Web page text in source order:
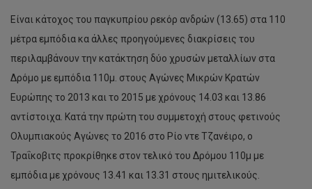
Είναι κάτοχος του παγκυπρίου ρεκόρ ανδρών (13.65) στα 110
μέτρα εμπόδια κα άλλες προηγούμενες διακρίσεις του
περιλαμβάνουν την κατάκτηση δύο χρυσών μεταλλίων στα
Δρόμο με εμπόδια 110μ. στους Αγώνες Μικρών Κρατών
Ευρώπης το 2013 και το 2015 με χρόνους 14.03 και 13.86
αντίστοιχα. Κατά την πρώτη του συμμετοχή στους φετινούς
Ολυμπιακούς Αγώνες το 2016 στο Ρίο ντε Τζανέιρο, o
Τραΐκοβιτς προκρίθηκε στον τελικό του Δρόμου 110μ με
εμπόδια με χρόνους 13.41 και 13.31 στους ημιτελικούς.